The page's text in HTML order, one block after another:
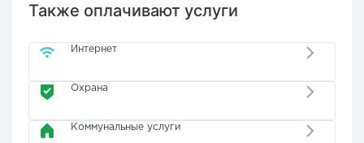
Также оплачивают услуги
Интернет
Охрана
Коммунальные услуги